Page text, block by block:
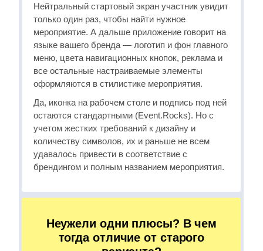
Нейтральный стартовый экран участник увидит
только один раз, чтобы найти нужное
мероприятие. А дальше приложение говорит на
языке вашего бренда — логотип и фон главного
меню, цвета навигационных кнопок, реклама и
все остальные настраиваемые элементы
оформляются в стилистике мероприятия.
Да, иконка на рабочем столе и подпись под ней
остаются стандартными (Event.Rocks). Но с
учетом жестких требований к дизайну и
количеству символов, их и раньше не всем
удавалось привести в соответствие с
брендингом и полным названием мероприятия.
Неужели одни плюсы? В чем
тогда отличие от старого